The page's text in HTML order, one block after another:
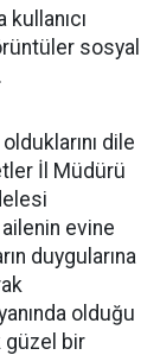
sosyal
dile
İl Müdürü
evine
duygularına
olduğu
güzel bir